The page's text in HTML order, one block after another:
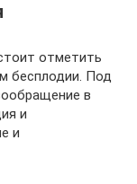
отметить
бесплодии. Под
в
и
и